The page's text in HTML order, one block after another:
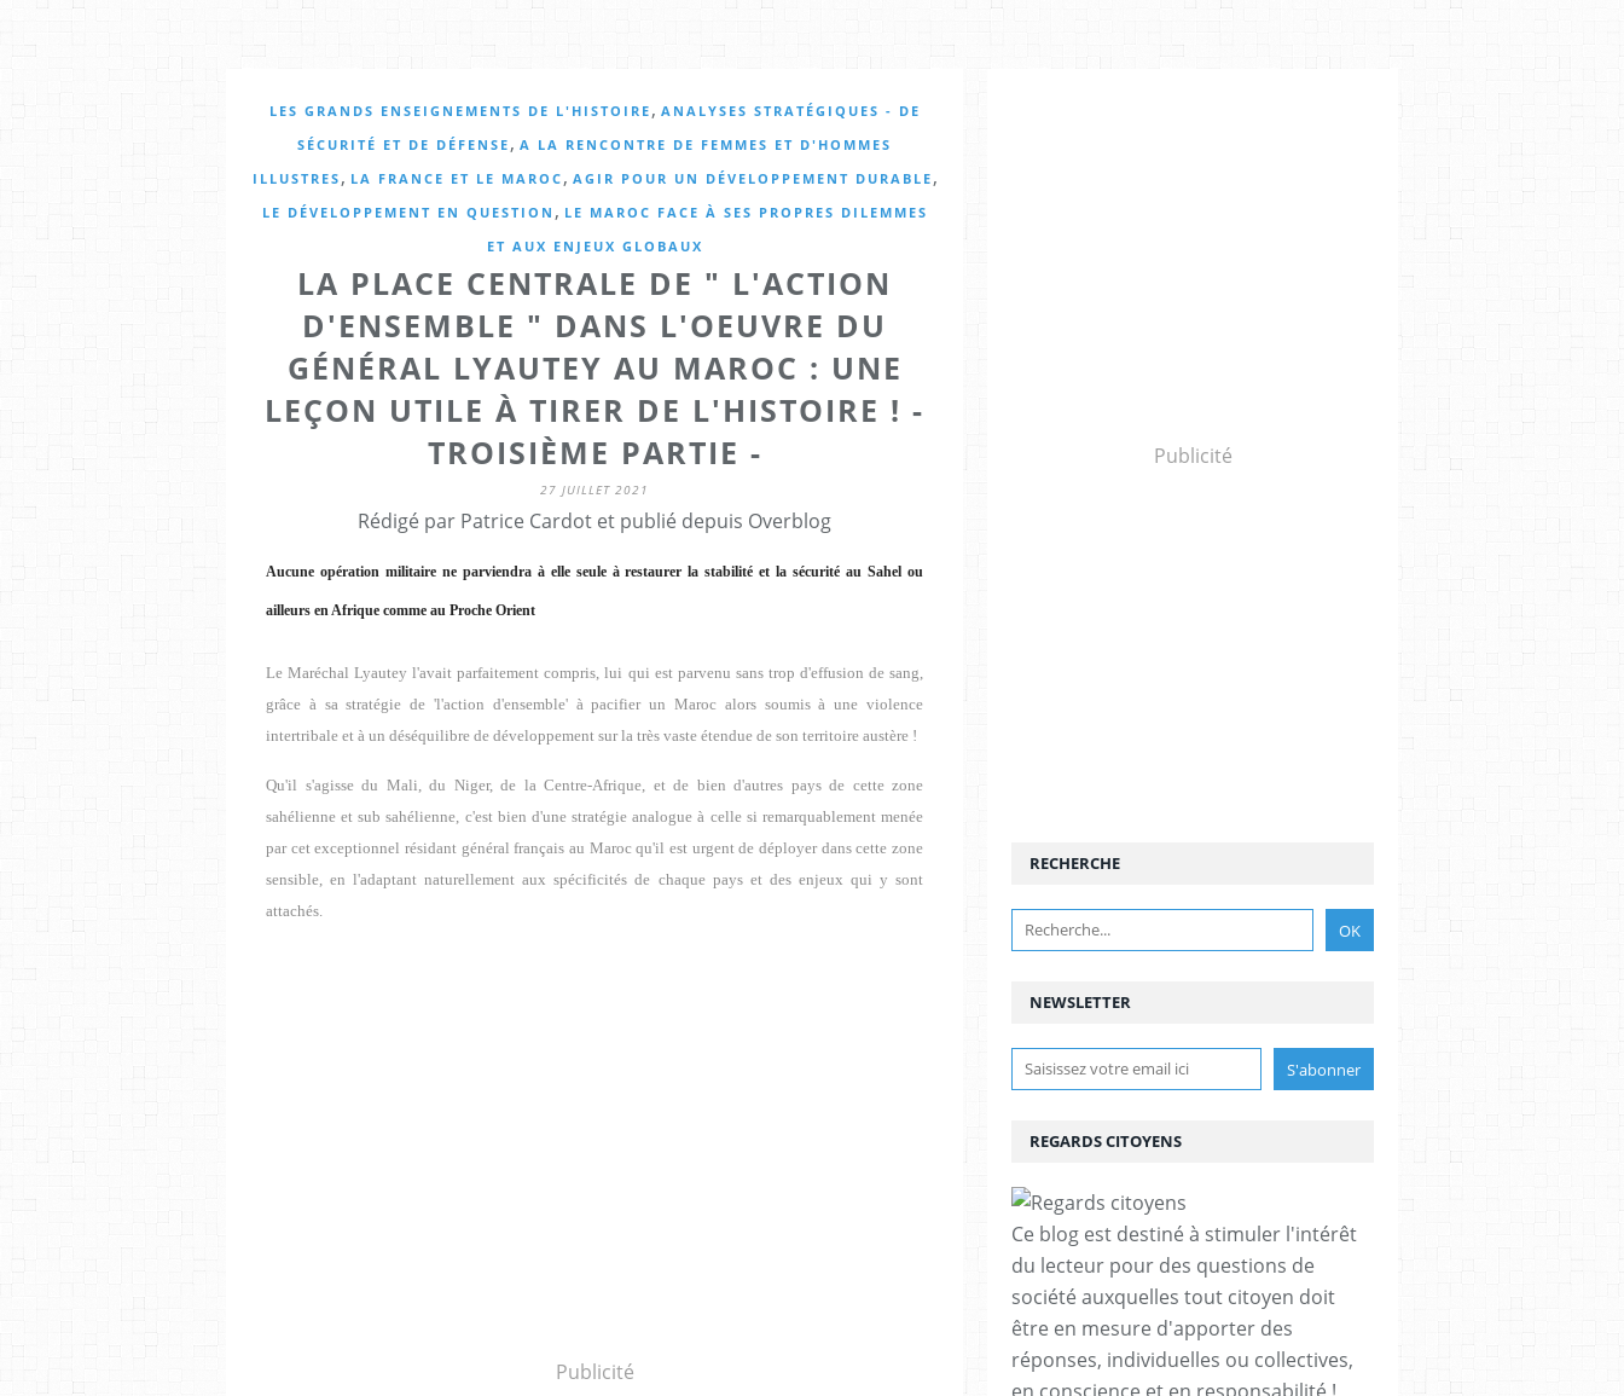
LES GRANDS ENSEIGNEMENTS DE L'HISTOIRE , ANALYSES STRATÉGIQUES - DE
SÉCURITÉ ET DE DÉFENSE , A LA RENCONTRE DE FEMMES ET D'HOMMES
ILLUSTRES , LA FRANCE ET LE MAROC , AGIR POUR UN DÉVELOPPEMENT DURABLE ,
LE DÉVELOPPEMENT EN QUESTION , LE MAROC FACE À SES PROPRES DILEMMES
ET AUX ENJEUX GLOBAUX
LA PLACE CENTRALE DE " L'ACTION
D'ENSEMBLE " DANS L'OEUVRE DU
GÉNÉRAL LYAUTEY AU MAROC : UNE
LEÇON UTILE À TIRER DE L'HISTOIRE ! -
TROISIÈME PARTIE -
27 JUILLET 2021
Rédigé par Patrice Cardot et publié depuis Overblog
Aucune opération militaire ne parviendra à elle seule à restaurer la stabilité et la sécurité au Sahel ou
ailleurs en Afrique comme au Proche Orient
Le Maréchal Lyautey l'avait parfaitement compris, lui qui est parvenu sans trop d'effusion de sang,
grâce à sa stratégie de 'l'action d'ensemble' à pacifier un Maroc alors soumis à une violence
intertribale et à un déséquilibre de développement sur la très vaste étendue de son territoire austère !
Qu'il s'agisse du Mali, du Niger, de la Centre-Afrique, et de bien d'autres pays de cette zone
sahélienne et sub sahélienne, c'est bien d'une stratégie analogue à celle si remarquablement menée
par cet exceptionnel résidant général français au Maroc qu'il est urgent de déployer dans cette zone
sensible, en l'adaptant naturellement aux spécificités de chaque pays et des enjeux qui y sont
attachés.
Publicité
Publicité
NEWSLETTER
RECHERCHE
REGARDS CITOYENS
Ce blog est destiné à stimuler l'intérêt
du lecteur pour des questions de
société auxquelles tout citoyen doit
être en mesure d'apporter des
réponses, individuelles ou collectives,